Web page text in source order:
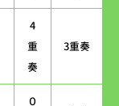
4
重
奏
3重奏
０